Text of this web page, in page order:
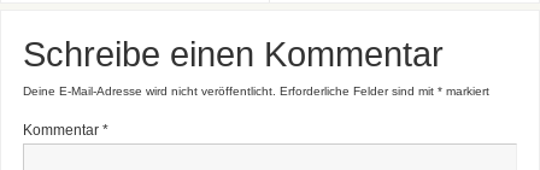
Schreibe einen Kommentar
Deine E-Mail-Adresse wird nicht veröffentlicht. Erforderliche Felder sind mit *markiert
Kommentar *